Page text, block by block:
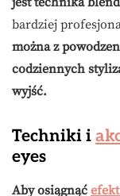
bardziej
można z
codziennych
wyjść.
Techniki i
eyes
Aby osiągnąć